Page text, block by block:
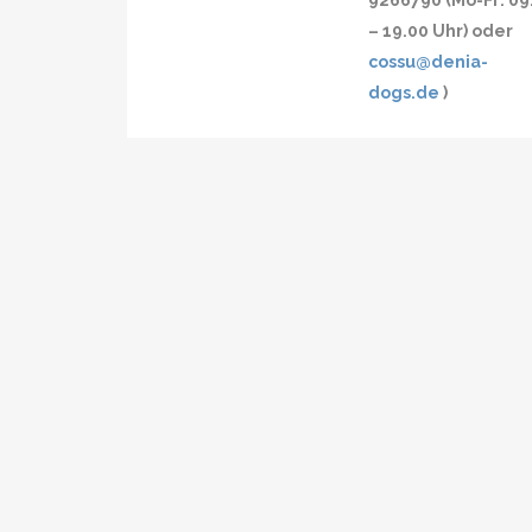
– 19.00 Uhr) oder
cossu@denia-
dogs.de )